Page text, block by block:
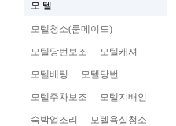
모 텔
모텔청소(룸메이드)
모텔당번보조 모텔캐셔
모텔베팅 모텔당번
모텔주차보조 모텔지배인
숙박업조리 모텔욕실청소